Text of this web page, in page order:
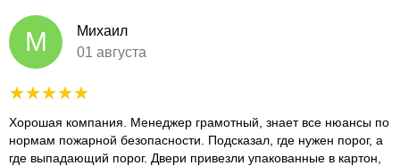
М
Михаил
01 августа
Хорошая компания. Менеджер грамотный, знает все нюансы по
нормам пожарной безопасности. Подсказал, где нужен порог, а
где выпадающий порог. Двери привезли упакованные в картон,